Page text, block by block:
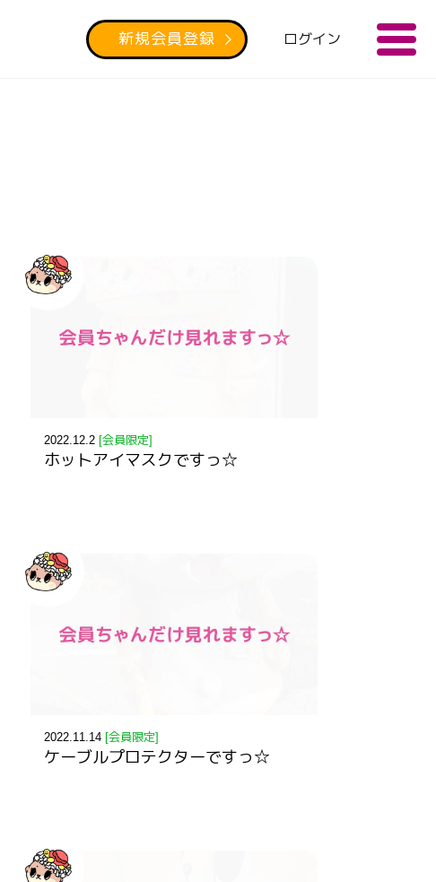
ログイン
新規会員登録
2022.12.2 [会員限定]
ホットアイマスクですっ☆
2022.11.14 [会員限定]
ケーブルプロテクターですっ☆